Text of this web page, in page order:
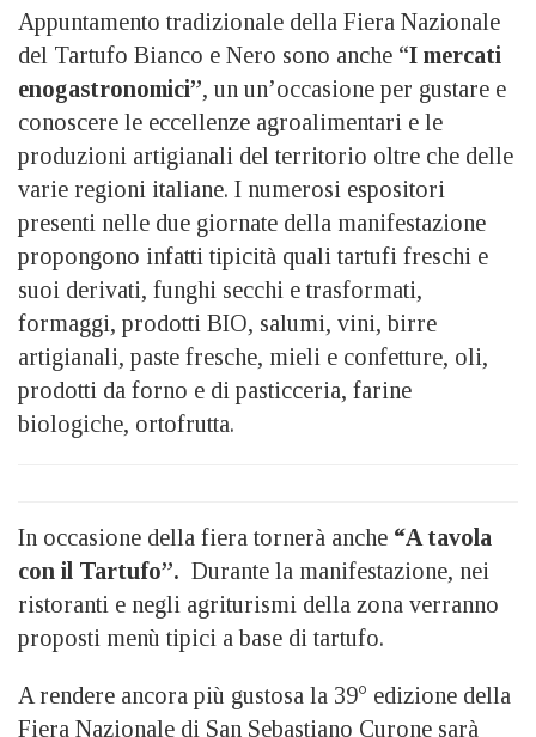
Appuntamento tradizionale della Fiera Nazionale
del Tartufo Bianco e Nero sono anche “I mercati
enogastronomici”, un un’occasione per gustare e
conoscere le eccellenze agroalimentari e le
produzioni artigianali del territorio oltre che delle
varie regioni italiane. I numerosi espositori
presenti nelle due giornate della manifestazione
propongono infatti tipicità quali tartufi freschi e
suoi derivati, funghi secchi e trasformati,
formaggi, prodotti BIO, salumi, vini, birre
artigianali, paste fresche, mieli e confetture, oli,
prodotti da forno e di pasticceria, farine
biologiche, ortofrutta.
In occasione della fiera tornerà anche “A tavola
con il Tartufo”. Durante la manifestazione, nei
ristoranti e negli agriturismi della zona verranno
proposti menù tipici a base di tartufo.
A rendere ancora più gustosa la 39° edizione della
Fiera Nazionale di San Sebastiano Curone sarà